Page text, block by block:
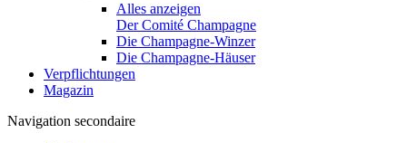
Alles anzeigen
Der Comité Champagne
Die Champagne-Winzer
Die Champagne-Häuser
Verpflichtungen
Magazin
Navigation secondaire